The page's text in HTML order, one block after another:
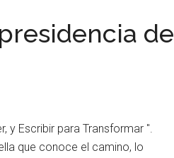
de
y Escribir para Transformar ".
que conoce el camino, lo